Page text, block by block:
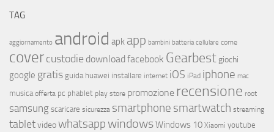
TAG
aggiornamento android apk app bambini batteria cellulare come
covercustodie download facebook Gearbest giochi
google gratis guida huawei installare internet iOS iPad iphone mac
musica offerta pc phablet play store promozione recensione root
samsungscaricare sicurezza smartphone smartwatch streaming
tabletvideowhatsappwindowsWindows 10 Xiaomi youtube